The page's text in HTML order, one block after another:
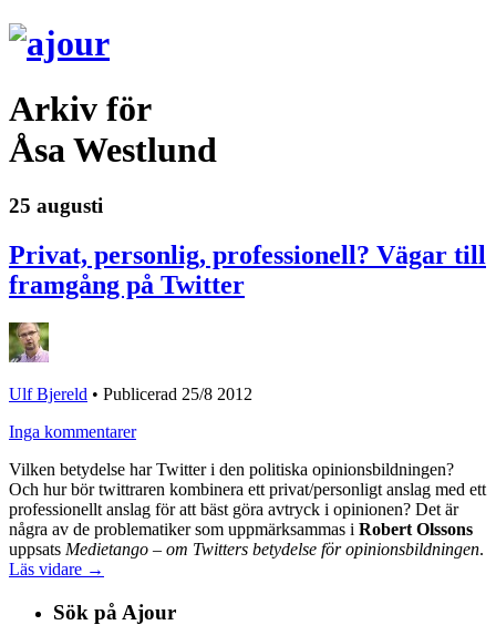
Arkiv för
Åsa Westlund
25 augusti
Privat, personlig, professionell? Vägar till
framgång på Twitter
Ulf Bjereld • Publicerad 25/8 2012
Inga kommentarer
Vilken betydelse har Twitter i den politiska opinionsbildningen?
Och hur bör twittraren kombinera ett privat/personligt anslag med ett
professionellt anslag för att bäst göra avtryck i opinionen? Det är
några av de problematiker som uppmärksammas i Robert Olssons
uppsats Medietango – om Twitters betydelse för opinionsbildningen.
Läs vidare →
Sök på Ajour